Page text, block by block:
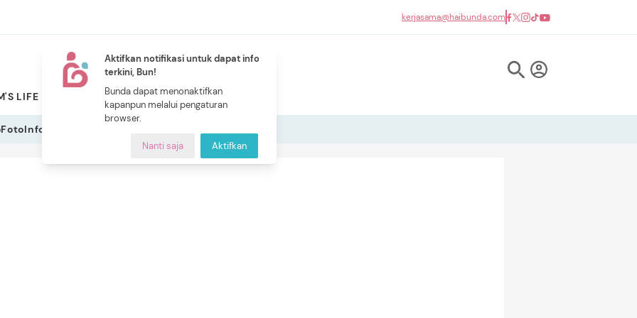
Aktifkan notifikasi untuk dapat info
terkini, Bun!
Bunda dapat menonaktifkan
kapanpun melalui pengaturan
browser.
Nanti saja Aktifkan
kerjasama@haibunda.com
LIFE PILIHAN BUNDA
NEW
CERITA BUNDA
FotoInfografis